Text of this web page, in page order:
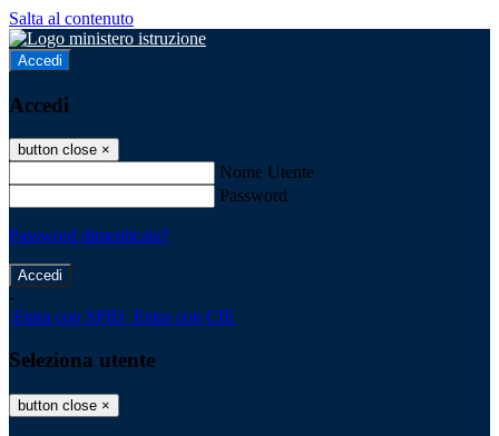
Salta al contenuto
Accedi
Accedi
button close ×
Nome Utente
Password
Password dimenticata?
-
Entra con SPID Entra con CIE
Seleziona utente
button close ×